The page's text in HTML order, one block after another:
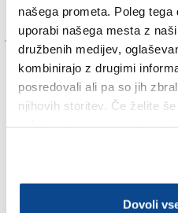
našega prometa. Poleg
uporabi našega mesta z
družbenih medijev,
kombinirajo z drugimi
posredovali ali pa so jih
njihovih storitev. Če želite
Dovoli
TAGS:
SPLETNO